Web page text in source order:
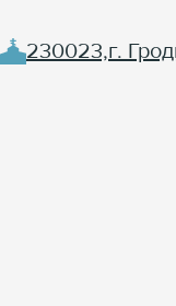
230023,г.